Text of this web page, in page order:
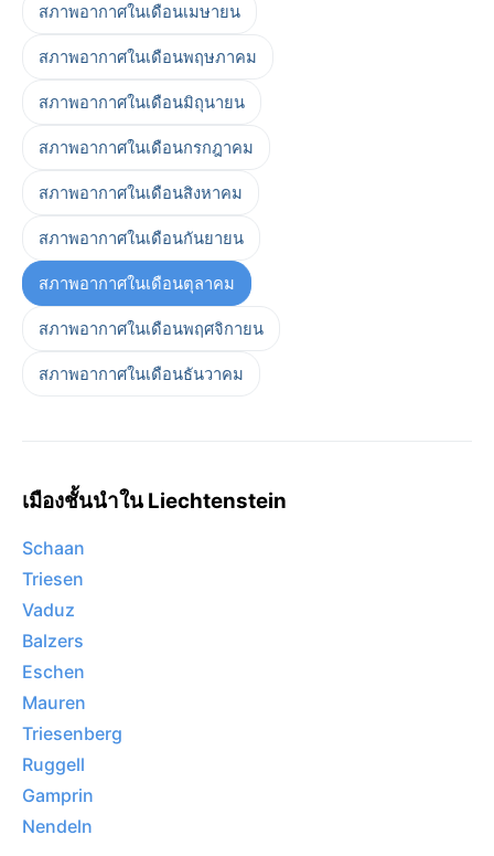
สภาพอากาศในเดือนเมษายน
สภาพอากาศในเดือนพฤษภาคม
สภาพอากาศในเดือนมิถุนายน
สภาพอากาศในเดือนกรกฎาคม
สภาพอากาศในเดือนสิงหาคม
สภาพอากาศในเดือนกันยายน
สภาพอากาศในเดือนตุลาคม
สภาพอากาศในเดือนพฤศจิกายน
สภาพอากาศในเดือนธันวาคม
เมืองชั้นนำใน Liechtenstein
Schaan
Triesen
Vaduz
Balzers
Eschen
Mauren
Triesenberg
Ruggell
Gamprin
Nendeln